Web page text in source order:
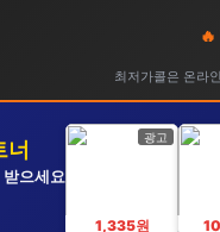
최저가콜은 온라
너
받으세요
광고
1,335원